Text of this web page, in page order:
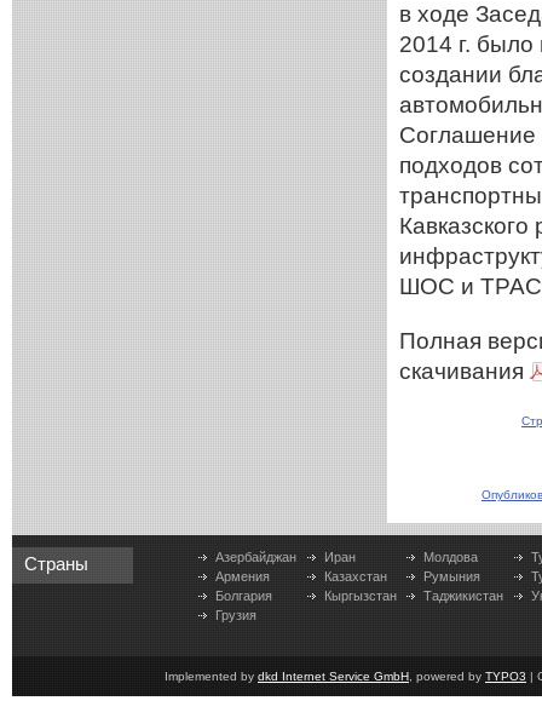
в ходе
2014 г.
создании
Соглашение
подходов
ШОС и
Полная
скачивания
Страны
Азербайджан
Армения
Болгария
Грузия
Иран
Казахстан
Кыргызстан
Молдова
Румыния
Таджикистан
Implemented by dkd Internet Service GmbH , powered by TYPO3 |